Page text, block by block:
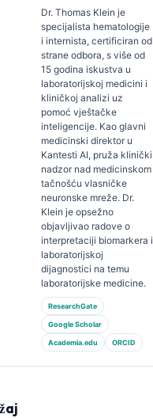
Dr. Thomas Klein je
specijalista hematologije
i internista, certificiran od
strane odbora, s više od
15 godina iskustva u
laboratorijskoj medicini i
kliničkoj analizi uz
pomoć vještačke
inteligencije. Kao glavni
medicinski direktor u
Kantesti AI, pruža klinički
nadzor nad medicinskom
tačnošću vlasničke
neuronske mreže. Dr.
Klein je opsežno
objavljivao radove o
interpretaciji biomarkera i
laboratorijskoj
dijagnostici na temu
laboratorijske medicine.
ResearchGate
Google Scholar
Academia.edu ORCID